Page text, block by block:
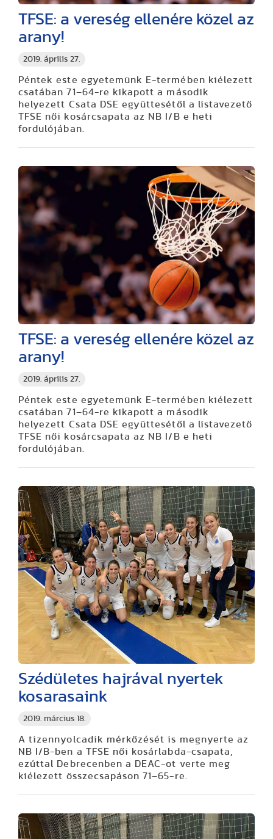
2019. április 27.
TFSE: a vereség ellenére közel az
arany!
Péntek este egyetemünk E-termében kiélezett
csatában 71–64-re kikapott a második
helyezett Csata DSE együttesétől a listavezető
TFSE női kosárcsapata az NB I/B e heti
fordulójában.
2019. április 27.
TFSE: a vereség ellenére közel az
arany!
Péntek este egyetemünk E-termében kiélezett
csatában 71–64-re kikapott a második
helyezett Csata DSE együttesétől a listavezető
TFSE női kosárcsapata az NB I/B e heti
fordulójában.
2019. március 18.
Szédületes hajrával nyertek
kosarasaink
A tizennyolcadik mérkőzését is megnyerte az
NB I/B-ben a TFSE női kosárlabda-csapata,
ezúttal Debrecenben a DEAC-ot verte meg
kiélezett összecsapáson 71–65-re.